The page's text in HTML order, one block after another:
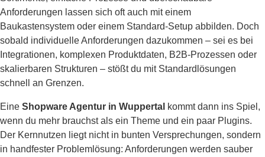
Anforderungen lassen sich oft auch mit einem
Baukastensystem oder einem Standard-Setup abbilden. Doch
sobald individuelle Anforderungen dazukommen – sei es bei
Integrationen, komplexen Produktdaten, B2B-Prozessen oder
skalierbaren Strukturen – stößt du mit Standardlösungen
schnell an Grenzen.
Eine Shopware Agentur in Wuppertal kommt dann ins Spiel,
wenn du mehr brauchst als ein Theme und ein paar Plugins.
Der Kernnutzen liegt nicht in bunten Versprechungen, sondern
in handfester Problemlösung: Anforderungen werden sauber